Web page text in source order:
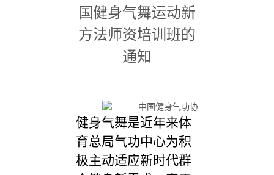
国健身气舞运动新
方法师资培训班的
通知
健身气舞是近年来体
育总局气功中心为积
极主动适应新时代群